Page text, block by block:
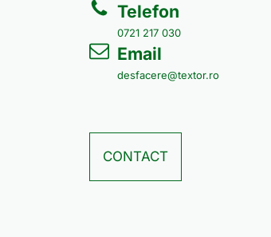
Telefon
0721 217 030
Email
desfacere@textor.ro
CONTACT